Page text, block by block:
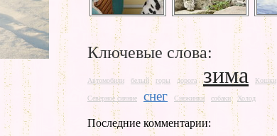
Ключевые слова:
Автомобили белый горы дорога зима Кошки
Северное сияние снег Снежинки собаки Холод
Последние комментарии: